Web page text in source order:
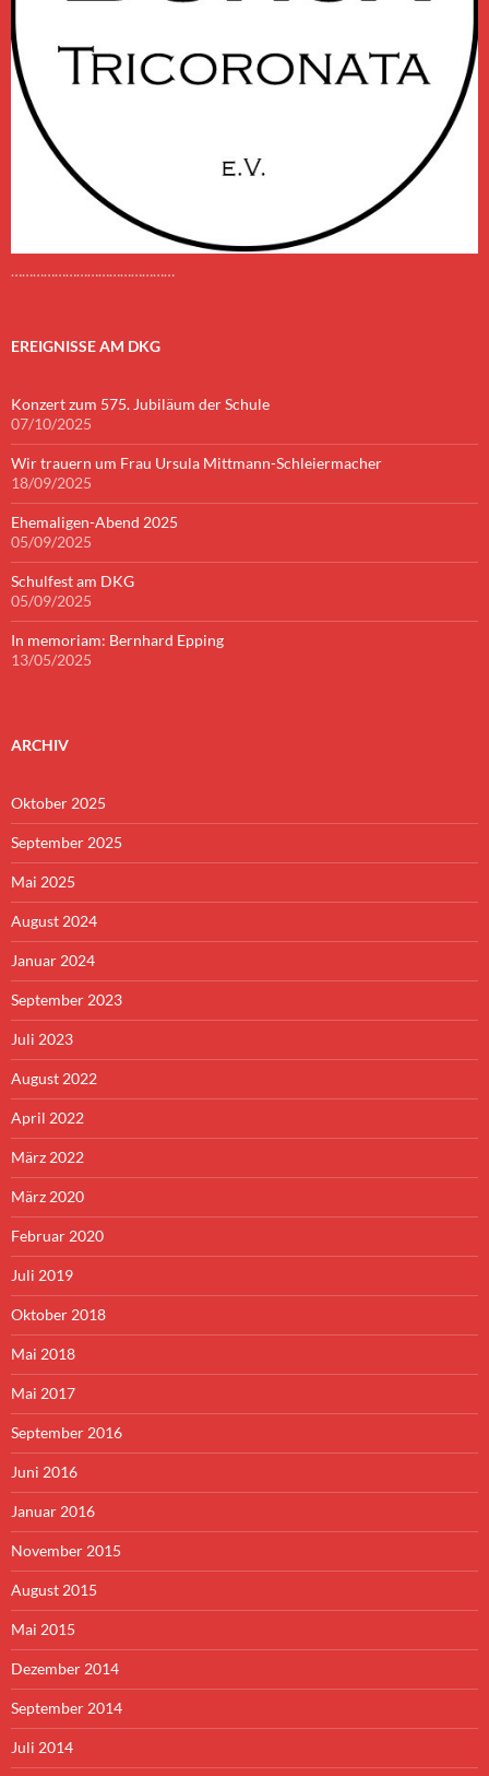
………………………………………
EREIGNISSE AM DKG
Konzert zum 575. Jubiläum der Schule
07/10/2025
Wir trauern um Frau Ursula Mittmann-Schleiermacher
18/09/2025
Ehemaligen-Abend 2025
05/09/2025
Schulfest am DKG
05/09/2025
In memoriam: Bernhard Epping
13/05/2025
ARCHIV
Oktober 2025
September 2025
Mai 2025
August 2024
Januar 2024
September 2023
Juli 2023
August 2022
April 2022
März 2022
März 2020
Februar 2020
Juli 2019
Oktober 2018
Mai 2018
Mai 2017
September 2016
Juni 2016
Januar 2016
November 2015
August 2015
Mai 2015
Dezember 2014
September 2014
Juli 2014